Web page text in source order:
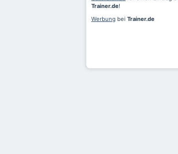
Trainer.de!
Werbung bei Trainer.de